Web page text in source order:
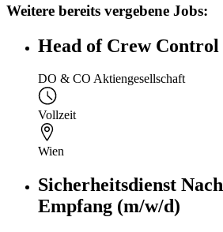
Weitere bereits vergebene Jobs:
Head of Crew
DO & CO Aktiengesellschaft
Vollzeit
Wien
Sicherheitsdienst
Empfang (m/w/d)